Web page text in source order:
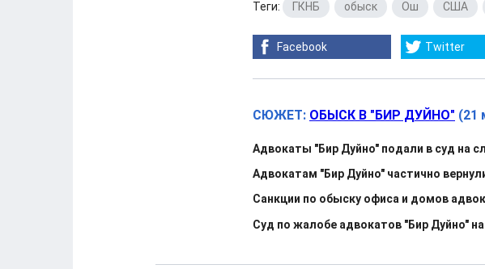
Теги: ГКНБ обыск Ош США
Facebook Twitter
СЮЖЕТ: ОБЫСК В "БИР ДУЙНО" (21
Адвокаты "Бир Дуйно" подали в суд на
Адвокатам "Бир Дуйно" частично
Санкции по обыску офиса и домов
Суд по жалобе адвокатов "Бир Дуйно"